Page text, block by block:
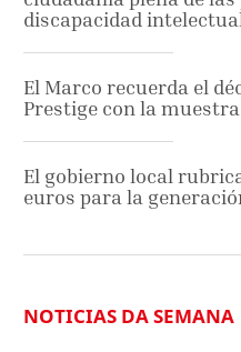
discapacidad
El Marco recuerda el
Prestige con la muestra
El gobierno local
euros para la
NOTICIAS DA SEMANA